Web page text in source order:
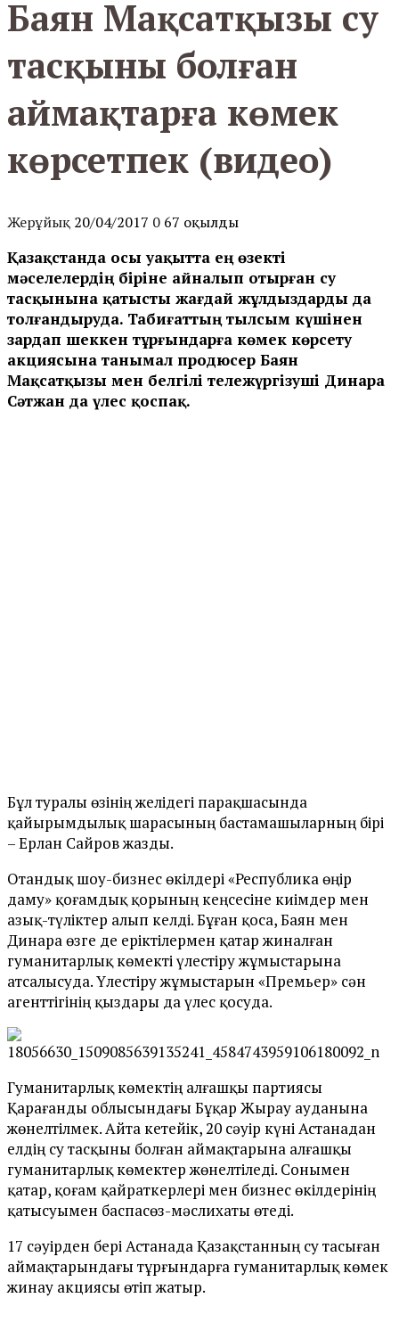
Баян Мақсатқызы су
тасқыны болған
аймақтарға көмек
көрсетпек (видео)
Жерұйық 20/04/2017 0 67 оқылды
Қазақстанда осы уақытта ең өзекті
мәселелердің біріне айналып отырған су
тасқынына қатысты жағдай жұлдыздарды да
толғандыруда. Табиғаттың тылсым күшінен
зардап шеккен тұрғындарға көмек көрсету
акциясына танымал продюсер Баян
Мақсатқызы мен белгілі тележүргізуші Динара
Сәтжан да үлес қоспақ.
Бұл туралы өзінің желідегі парақшасында
қайырымдылық шарасының бастамашыларның бірі
– Ерлан Сайров жазды.
Отандық шоу-бизнес өкілдері «Республика өңір
даму» қоғамдық қорының кеңсесіне киімдер мен
азық-түліктер алып келді. Бұған қоса, Баян мен
Динара өзге де еріктілермен қатар жиналған
гуманитарлық көмекті үлестіру жұмыстарына
атсалысуда. Үлестіру жұмыстарын «Премьер» сән
агенттігінің қыздары да үлес қосуда.
Гуманитарлық көмектің алғашқы партиясы
Қарағанды облысындағы Бұқар Жырау ауданына
жөнелтілмек. Айта кетейік, 20 сәуір күні Астанадан
елдің су тасқыны болған аймақтарына алғашқы
гуманитарлық көмектер жөнелтіледі. Сонымен
қатар, қоғам қайраткерлері мен бизнес өкілдерінің
қатысуымен баспасөз-мәслихаты өтеді.
17 сәуірден бері Астанада Қазақстанның су тасыған
аймақтарындағы тұрғындарға гуманитарлық көмек
жинау акциясы өтіп жатыр.